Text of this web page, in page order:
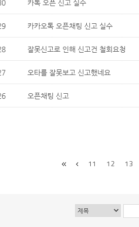
카톡 오픈 신고 실수
카카오톡 오픈채팅 신고 실수
잘못신고로 인해 신고건 철회요청
오타를 잘못보고 신고했네요
오픈채팅 신고
11 12 13